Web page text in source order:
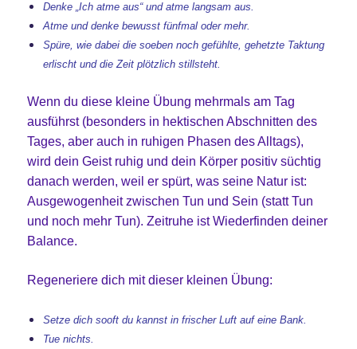
Denke „Ich atme aus“ und atme langsam aus.
Atme und denke bewusst fünfmal oder mehr.
Spüre, wie dabei die soeben noch gefühlte, gehetzte Taktung
erlischt und die Zeit plötzlich stillsteht.
Wenn du diese kleine Übung mehrmals am Tag
ausführst (besonders in hektischen Abschnitten des
Tages, aber auch in ruhigen Phasen des Alltags),
wird dein Geist ruhig und dein Körper positiv süchtig
danach werden, weil er spürt, was seine Natur ist:
Ausgewogenheit zwischen Tun und Sein (statt Tun
und noch mehr Tun). Zeitruhe ist Wiederfinden deiner
Balance.
Regeneriere dich mit dieser kleinen Übung:
Setze dich sooft du kannst in frischer Luft auf eine Bank.
Tue nichts.